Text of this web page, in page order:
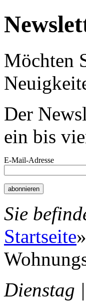
Möchten
Der
ein bis
E-Mail-Adresse
Sie
Startseite»
Dienstag